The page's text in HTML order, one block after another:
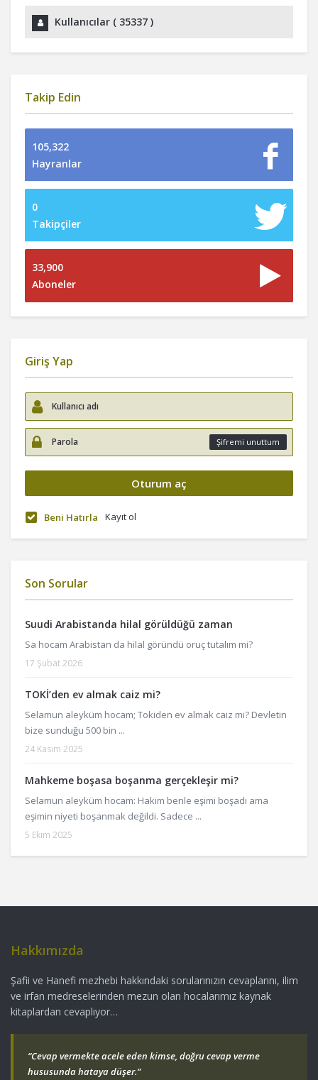
Kullanıcılar ( 35337 )
Takip Edin
105,322
Hayranlar
0
Takipçiler
33,900
Aboneler
Giriş Yap
Şifremi unuttum
Beni Hatırla Kayıt ol
Son Sorular
Suudi Arabistanda hilal görüldüğü zaman
Sa hocam Arabistan da hilal göründü oruç tutalım mi?
17 Şubat 2026
TOKİ’den ev almak caiz mi?
Selamun aleyküm hocam; Tokiden ev almak caiz mi? Devletin
bize sunduğu 500 bin ...
24 Kasım 2025
Mahkeme boşasa boşanma gerçekleşir mi?
Selamun aleyküm hocam: Hakim benle eşimi boşadı ama
eşimin niyeti boşanmak değildi. Sadece ...
5 Ekim 2025
Hakkımızda
Şafii ve Hanefi mezhebi hakkındaki sorularınızın cevaplarını, ilim
ve irfan medreselerinden mezun olan hocalarımız kaynak
kitaplardan cevaplıyor…
“Cevap vermekte acele eden kimse, doğru cevap verme
hususunda hataya düşer.”